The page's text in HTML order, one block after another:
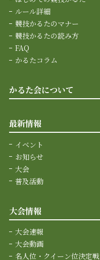
ルール詳細
競技かるたのマナー
競技かるたの読み方
FAQ
かるたコラム
かるた会について
最新情報
イベント
お知らせ
大会
普及活動
大会情報
大会速報
大会動画
名人位・クイーン位決定戦